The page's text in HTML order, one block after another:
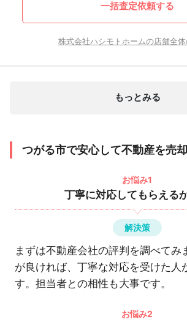
一括査定依頼する
株式会社ハシモトホームの店舗全
もっとみる
つがる市で安心して不動産を売
お悩み1
丁寧に対応してもらえる
解決策
まずは不動産会社の評判を調べてみ
が良ければ、丁寧な対応を受けた人
す。担当者との相性も大事です。
お悩み2